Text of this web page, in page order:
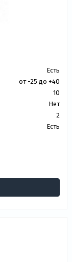
Есть
от -25 до +40
10
Нет
2
Есть